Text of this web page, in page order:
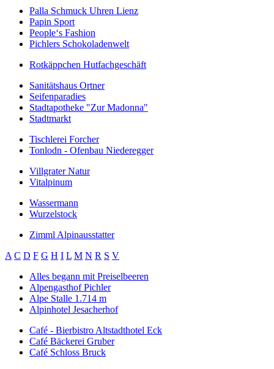
Palla Schmuck Uhren Lienz
Papin Sport
People‘s Fashion
Pichlers Schokoladenwelt
Rotkäppchen Hutfachgeschäft
Sanitätshaus Ortner
Seifenparadies
Stadtapotheke "Zur Madonna"
Stadtmarkt
Tischlerei Forcher
Tonlodn - Ofenbau Niederegger
Villgrater Natur
Vitalpinum
Wassermann
Wurzelstock
Zimml Alpinausstatter
A C D F G H I L M N R S V
Alles begann mit Preiselbeeren
Alpengasthof Pichler
Alpe Stalle 1.714 m
Alpinhotel Jesacherhof
Café - Bierbistro Altstadthotel Eck
Café Bäckerei Gruber
Café Schloss Bruck